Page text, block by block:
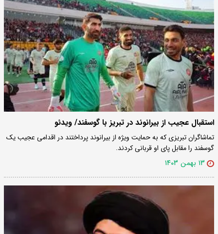
استقبال عجیب از بیرانوند در تبریز با گوسفند/ ویدئو
تماشاگران تبریزی که به حمایت ویژه از بیرانوند پرداختند در اقدامی عجیب یک
گوسفند را مقابل پای او قربانی کردند.
۱۳ بهمن ۱۴۰۳